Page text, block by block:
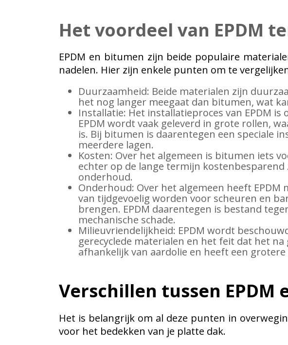
Het voordeel van EPDM
EPDM en bitumen zijn beide populaire
nadelen. Hier zijn enkele punten om te
Duurzaamheid: Beide materialen zijn
het nog langer meegaat dan bitumen, wat
Installatie: Het installatieproces van EPDM
EPDM wordt vaak geleverd in grote rollen,
is. Bij bitumen is daarentegen een speciale
meerdere lagen.
Kosten: Over het algemeen is bitumen iets
echter op de lange termijn
onderhoud.
Onderhoud: Over het algemeen heeft
van tijdgevoelig worden voor scheuren en
brengen. EPDM daarentegen is bestand
mechanische schade.
Milieuvriendelijkheid: EPDM wordt
gerecyclede materialen en het feit dat het
afhankelijk van aardolie en heeft een
Verschillen tussen EPDM
Het is belangrijk om al deze punten in
voor het bedekken van je platte dak.